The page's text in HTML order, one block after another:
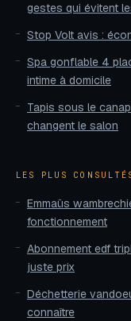
gestes qui évitent
Stop Volt avis :
Spa gonflable 4
intime à domicile
Tapis sous le
changent le salon
LES PLUS
Emmaüs
fonctionnement
Abonnement edf
juste prix
Déchetterie
connaître